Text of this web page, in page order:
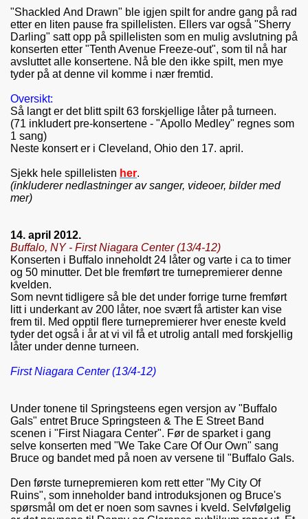
"Shackled And Drawn" ble igjen spilt for andre gang på rad
etter en liten pause fra spillelisten. Ellers var også "Sherry
Darling" satt opp på spillelisten som en mulig avslutning på
konserten etter "Tenth Avenue Freeze-out", som til nå har
avsluttet alle konsertene. Nå ble den ikke spilt, men mye
tyder på at denne vil komme i nær fremtid.
Oversikt:
Så langt er det blitt spilt 63 forskjellige låter på turneen.
(71 inkludert pre-konsertene - "Apollo Medley" regnes som
1 sang)
Neste konsert er i Cleveland, Ohio den 17. april.
Sjekk hele spillelisten her.
(inkluderer nedlastninger av sanger, videoer, bilder med
mer)
14. april 2012.
Buffalo, NY - First Niagara Center (13/4-12)
Konserten i Buffalo inneholdt 24 låter og varte i ca to timer
og 50 minutter. Det ble fremført tre turnepremierer denne
kvelden.
Som nevnt tidligere så ble det under forrige turne fremført
litt i underkant av 200 låter, noe svært få artister kan vise
frem til. Med opptil flere turnepremierer hver eneste kveld
tyder det også i år at vi vil få et utrolig antall med forskjellig
låter under denne turneen.
First Niagara Center (13/4-12)
Under tonene til Springsteens egen versjon av "Buffalo
Gals" entret Bruce Springsteen & The E Street Band
scenen i "First Niagara Center". Før de sparket i gang
selve konserten med "We Take Care Of Our Own" sang
Bruce og bandet med på noen av versene til "Buffalo Gals.
Den første turnepremieren kom rett etter "My City Of
Ruins", som inneholder band introduksjonen og Bruce's
spørsmål om det er noen som savnes i kveld. Selvfølgelig